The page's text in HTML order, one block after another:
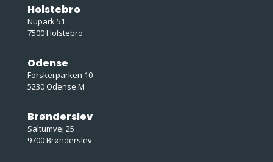
Holstebro
Nupark 51
7500 Holstebro
Odense
Forskerparken 10
5230 Odense M
Brønderslev
Saltumvej 25
9700 Brønderslev